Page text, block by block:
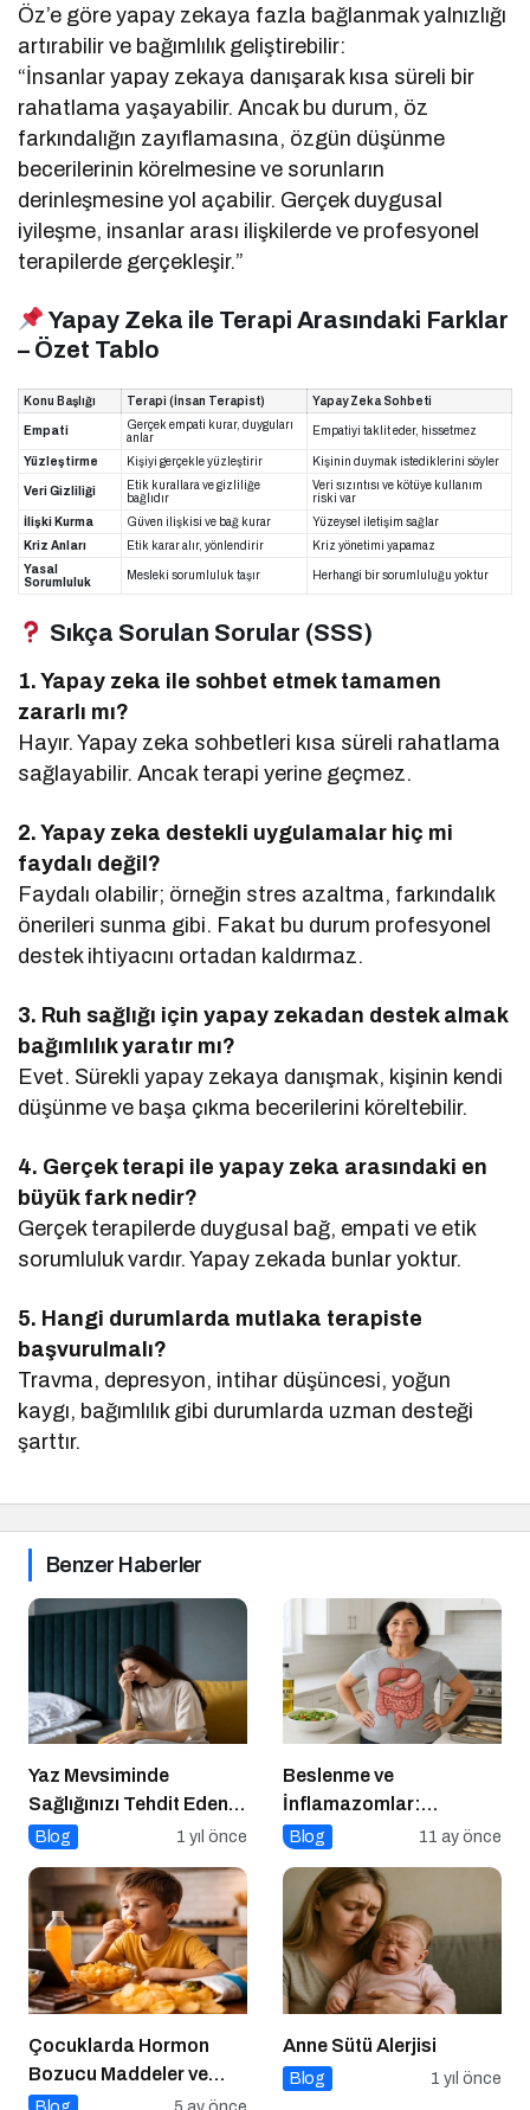
Öz’e göre yapay zekaya fazla bağlanmak yalnızlığı
artırabilir ve bağımlılık geliştirebilir:
“İnsanlar yapay zekaya danışarak kısa süreli bir
rahatlama yaşayabilir. Ancak bu durum, öz
farkındalığın zayıflamasına, özgün düşünme
becerilerinin körelmesine ve sorunların
derinleşmesine yol açabilir. Gerçek duygusal
iyileşme, insanlar arası ilişkilerde ve profesyonel
terapilerde gerçekleşir.”
Yapay Zeka ile Terapi Arasındaki Farklar
– Özet Tablo
Konu Başlığı Terapi (İnsan Terapist) Yapay Zeka Sohbeti
Empati
Gerçek empati kurar, duyguları
anlar
Empatiyi taklit eder, hissetmez
Yüzleştirme Kişiyi gerçekle yüzleştirir Kişinin duymak istediklerini söyler
Veri Gizliliği
Etik kurallara ve gizliliğe
bağlıdır
Veri sızıntısı ve kötüye kullanım
riski var
İlişki Kurma
Güven ilişkisi ve bağ kurar
Yüzeysel iletişim sağlar
Kriz Anları
Etik karar alır, yönlendirir
Kriz yönetimi yapamaz
Yasal
Sorumluluk
Mesleki sorumluluk taşır Herhangi bir sorumluluğu yoktur
Sıkça Sorulan Sorular (SSS)
1. Yapay zeka ile sohbet etmek tamamen
zararlı mı?
Hayır. Yapay zeka sohbetleri kısa süreli rahatlama
sağlayabilir. Ancak terapi yerine geçmez.
2. Yapay zeka destekli uygulamalar hiç mi
faydalı değil?
Faydalı olabilir; örneğin stres azaltma, farkındalık
önerileri sunma gibi. Fakat bu durum profesyonel
destek ihtiyacını ortadan kaldırmaz.
3. Ruh sağlığı için yapay zekadan destek almak
bağımlılık yaratır mı?
Evet. Sürekli yapay zekaya danışmak, kişinin kendi
düşünme ve başa çıkma becerilerini köreltebilir.
4. Gerçek terapi ile yapay zeka arasındaki en
büyük fark nedir?
Gerçek terapilerde duygusal bağ, empati ve etik
sorumluluk vardır. Yapay zekada bunlar yoktur.
5. Hangi durumlarda mutlaka terapiste
başvurulmalı?
Travma, depresyon, intihar düşüncesi, yoğun
kaygı, bağımlılık gibi durumlarda uzman desteği
şarttır.
Benzer Haberler
Yaz Mevsiminde
Sağlığınızı Tehdit Eden
Hastalıklara Dikkat!
Blog 1 yıl önce
Beslenme ve
İnflamazomlar:
Bağırsaktan Hücre
Sessiz Savaş
Blog 11 ay önce
Çocuklarda Hormon
Bozucu Maddeler ve
Paketli Gıdalar
Anne Sütü Alerjisi
Blog 1 yıl önce